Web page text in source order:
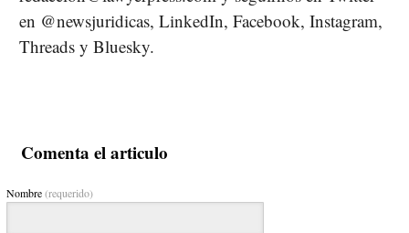
en @newsjuridicas, LinkedIn, Facebook, Instagram,
Threads y Bluesky.
Comenta el articulo
Nombre(requerido)